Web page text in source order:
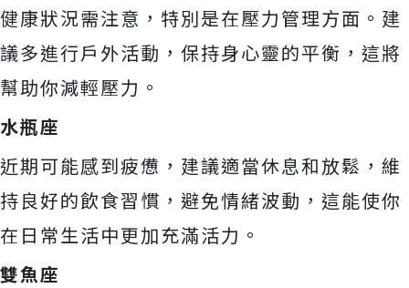
健康狀況需注意，特別是在壓力管理方面。建
議多進行戶外活動，保持身心靈的平衡，這將
幫助你減輕壓力。
水瓶座
近期可能感到疲憊，建議適當休息和放鬆，維
持良好的飲食習慣，避免情緒波動，這能使你
在日常生活中更加充滿活力。
雙魚座